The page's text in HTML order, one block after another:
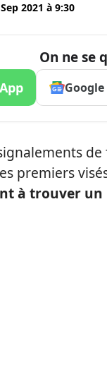
2021 à 9:30
On ne se
premiers
à trouver